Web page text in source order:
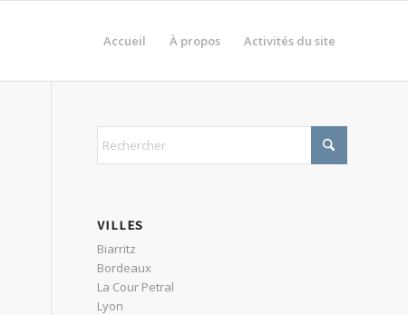
Accueil À propos Activités du site
VILLES
Biarritz
Bordeaux
La Cour Petral
Lyon